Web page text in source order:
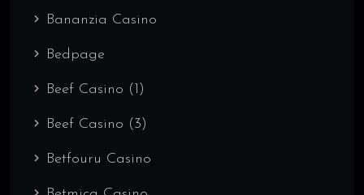
Bananzia Casino
Bedpage
Beef Casino (1)
Beef Casino (3)
Betfouru Casino